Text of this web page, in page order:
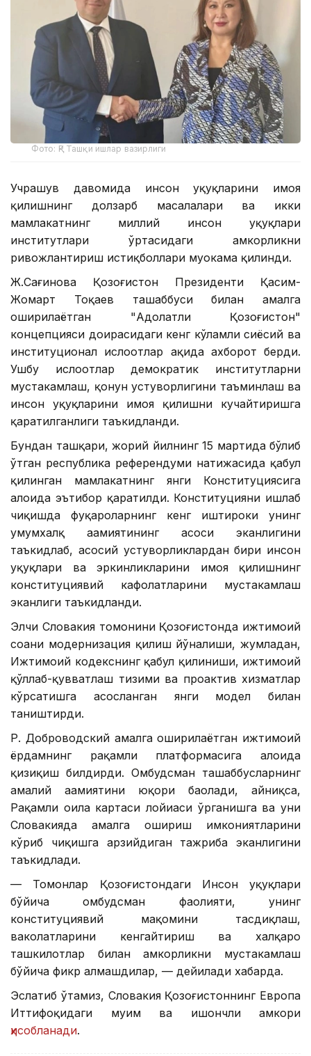
Фото: ҚР Ташқи ишлар вазирлиги
Учрашув давомида инсон ҳуқуқларини ҳимоя
қилишнинг долзарб масалалари ва икки
мамлакатнинг миллий инсон ҳуқуқлари
институтлари ўртасидаги ҳамкорликни
ривожлантириш истиқболлари муҳокама қилинди.
Ж.Сағинова Қозоғистон Президенти Қасим-
Жомарт Тоқаев ташаббуси билан амалга
оширилаётган "Адолатли Қозоғистон"
концепцияси доирасидаги кенг кўламли сиёсий ва
институционал ислоҳотлар ҳақида ахборот берди.
Ушбу ислоҳотлар демократик институтларни
мустаҳкамлаш, қонун устуворлигини таъминлаш ва
инсон ҳуқуқларини ҳимоя қилишни кучайтиришга
қаратилганлиги таъкидланди.
Бундан ташқари, жорий йилнинг 15 мартида бўлиб
ўтган республика референдуми натижасида қабул
қилинган мамлакатнинг янги Конституциясига
алоҳида эътибор қаратилди. Конституцияни ишлаб
чиқишда фуқароларнинг кенг иштироки унинг
умумхалқ аҳамиятининг асоси эканлигини
таъкидлаб, асосий устуворликлардан бири инсон
ҳуқуқлари ва эркинликларини ҳимоя қилишнинг
конституциявий кафолатларини мустаҳкамлаш
эканлиги таъкидланди.
Элчи Словакия томонини Қозоғистонда ижтимоий
соҳани модернизация қилиш йўналиши, жумладан,
Ижтимоий кодекснинг қабул қилиниши, ижтимоий
қўллаб-қувватлаш тизими ва проактив хизматлар
кўрсатишга асосланган янги модел билан
таништирди.
Р. Доброводский амалга оширилаётган ижтимоий
ёрдамнинг рақамли платформасига алоҳида
қизиқиш билдирди. Омбудсман ташаббусларнинг
амалий аҳамиятини юқори баҳолади, айниқса,
Рақамли оила картаси лойиҳаси ўрганишга ва уни
Словакияда амалга ошириш имкониятларини
кўриб чиқишга арзийдиган тажриба эканлигини
таъкидлади.
— Томонлар Қозоғистондаги Инсон ҳуқуқлари
бўйича омбудсман фаолияти, унинг
конституциявий мақомини тасдиқлаш,
ваколатларини кенгайтириш ва халқаро
ташкилотлар билан ҳамкорликни мустаҳкамлаш
бўйича фикр алмашдилар, — дейилади хабарда.
Эслатиб ўтамиз, Словакия Қозоғистоннинг Европа
Иттифоқидаги муҳим ва ишончли ҳамкори
ҳисобланади.